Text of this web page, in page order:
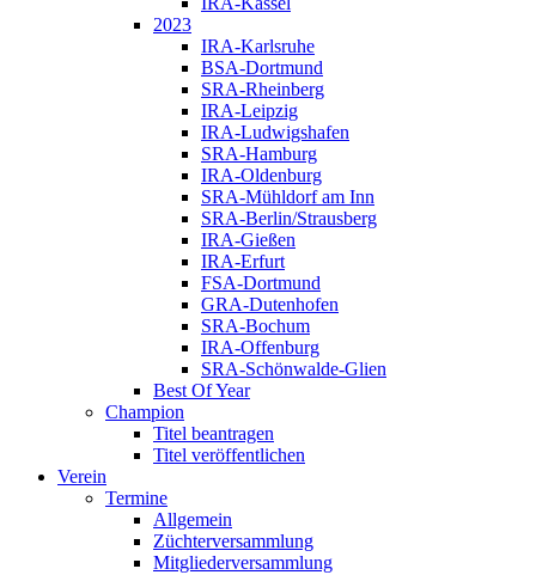
2023
IRA-Karlsruhe
BSA-Dortmund
SRA-Rheinberg
IRA-Leipzig
IRA-Ludwigshafen
SRA-Hamburg
IRA-Oldenburg
SRA-Mühldorf am Inn
SRA-Berlin/Strausberg
IRA-Gießen
IRA-Erfurt
FSA-Dortmund
GRA-Dutenhofen
SRA-Bochum
IRA-Offenburg
SRA-Schönwalde-Glien
Best Of Year
Champion
Titel beantragen
Titel veröffentlichen
Verein
Termine
Allgemein
Züchterversammlung
Mitgliederversammlung